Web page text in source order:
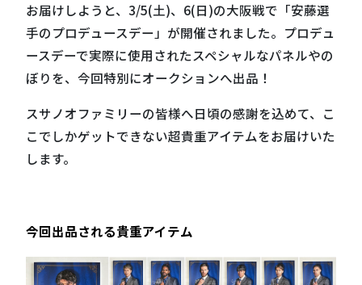
お届けしようと、3/5(⼟)、6(⽇)の⼤阪戦で「安藤選
⼿のプロデュースデー」が開催されました。プロデュ
ースデーで実際に使⽤されたスペシャルなパネルやの
ぼりを、今回特別にオークションへ出品！
スサノオファミリーの皆様へ日頃の感謝を込めて、こ
こでしかゲットできない超貴重アイテムをお届けいた
します。
今回出品される貴重アイテム